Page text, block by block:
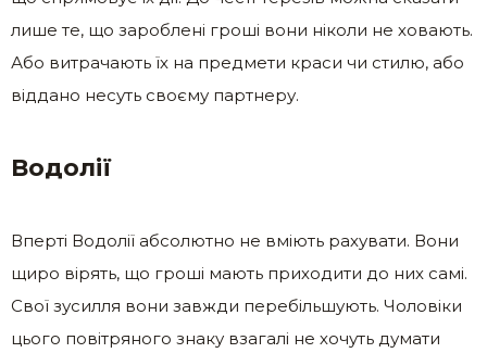
лише те, що зароблені гроші вони ніколи не ховають.
Або витрачають їх на предмети краси чи стилю, або
віддано несуть своєму партнеру.
Водолії
Вперті Водолії абсолютно не вміють рахувати. Вони
щиро вірять, що гроші мають приходити до них самі.
Свої зусилля вони завжди перебільшують. Чоловіки
цього повітряного знаку взагалі не хочуть думати